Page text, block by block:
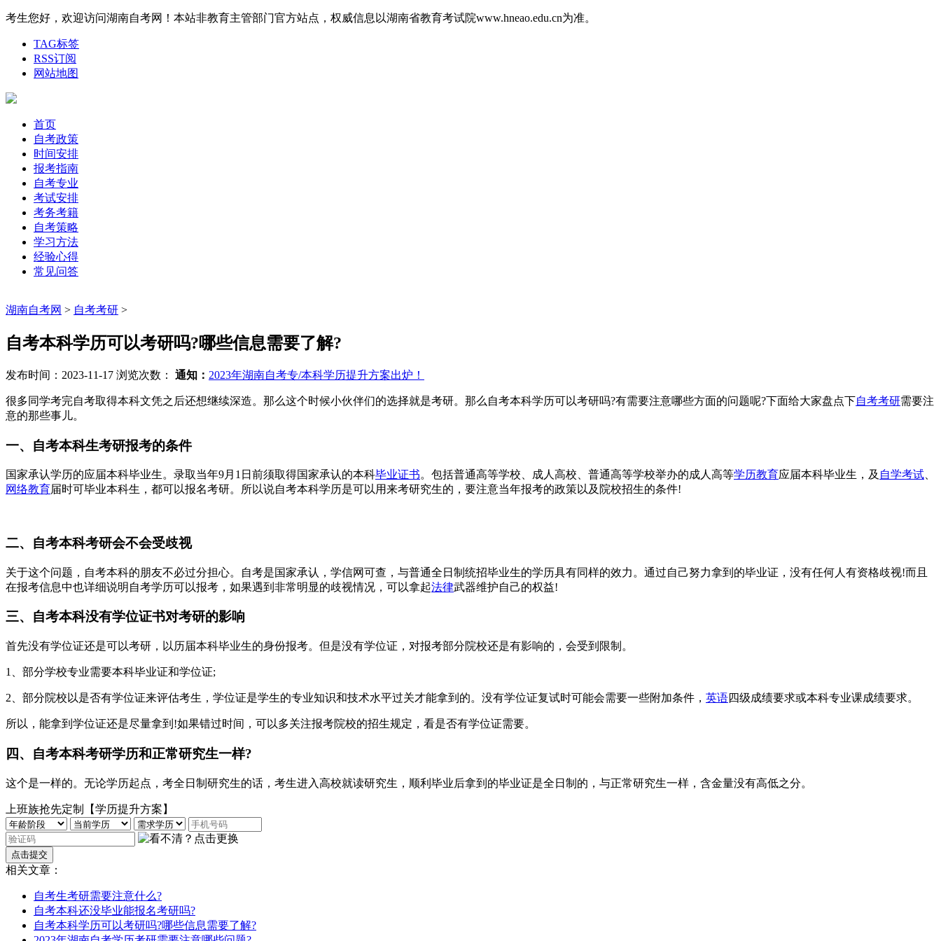
考生您好，欢迎访问湖南自考网！本站非教育主管部门官方站点，权威信息以湖南省教育考试院www.hneao.edu.cn为准。
TAG标签
RSS订阅
网站地图
首页
自考政策
时间安排
报考指南
自考专业
考试安排
考务考籍
自考策略
学习方法
经验心得
常见问答
湖南自考网 > 自考考研 >
自考本科学历可以考研吗?哪些信息需要了解?
发布时间：2023-11-17 浏览次数： 通知： 2023年湖南自考专/本科学历提升方案出炉！
很多同学考完自考取得本科文凭之后还想继续深造。那么这个时候小伙伴们的选择就是考研。那么自考本科学历可以考研吗?有需要注意哪些方面的问题呢?下面给大家盘点下自考考研需要注
意的那些事儿。
一、自考本科生考研报考的条件
国家承认学历的应届本科毕业生。录取当年9月1日前须取得国家承认的本科毕业证书。包括普通高等学校、成人高校、普通高等学校举办的成人高等学历教育应届本科毕业生，及 自学考试
网络教育届时可毕业本科生，都可以报名考研。所以说自考本科学历是可以用来考研究生的，要注意当年报考的政策以及院校招生的条件!
二、自考本科考研会不会受歧视
关于这个问题，自考本科的朋友不必过分担心。自考是国家承认，学信网可查，与普通全日制统招毕业生的学历具有同样的效力。通过自己努力拿到的毕业证，没有任何人有资格歧视!而且
在报考信息中也详细说明自考学历可以报考，如果遇到非常明显的歧视情况，可以拿起法律武器维护自己的权益!
三、自考本科没有学位证书对考研的影响
首先没有学位证还是可以考研，以历届本科毕业生的身份报考。但是没有学位证，对报考部分院校还是有影响的，会受到限制。
1、部分学校专业需要本科毕业证和学位证;
2、部分院校以是否有学位证来评估考生，学位证是学生的专业知识和技术水平过关才能拿到的。没有学位证复试时可能会需要一些附加条件， 英语四级成绩要求或本科专业课成绩要求。
所以，能拿到学位证还是尽量拿到!如果错过时间，可以多关注报考院校的招生规定，看是否有学位证需要。
四、自考本科考研学历和正常研究生一样?
这个是一样的。无论学历起点，考全日制研究生的话，考生进入高校就读研究生，顺利毕业后拿到的毕业证是全日制的，与正常研究生一样，含金量没有高低之分。
上班族抢先定制【学历提升方案】
相关文章：
自考生考研需要注意什么?
自考本科还没毕业能报名考研吗?
自考本科学历可以考研吗?哪些信息需要了解?